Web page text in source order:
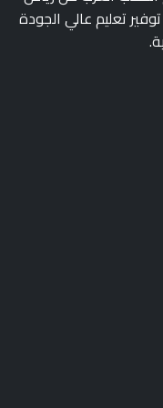
تعليم عالي الجودة